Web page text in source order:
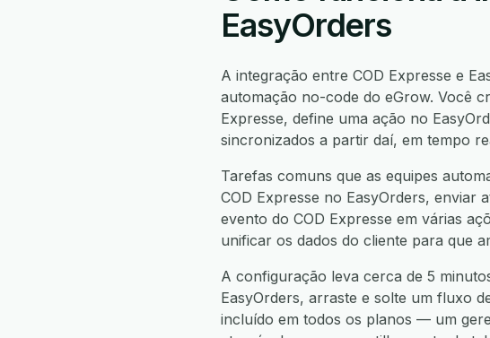
EasyOrders
A integração entre COD Expresse e
automação no-code do eGrow. Você
Expresse, define uma ação no
sincronizados a partir daí, em tempo
Tarefas comuns que as equipes
COD Expresse no EasyOrders, enviar
evento do COD Expresse em várias
unificar os dados do cliente para que
A configuração leva cerca de 5
EasyOrders, arraste e solte um fluxo
incluído em todos os planos — um